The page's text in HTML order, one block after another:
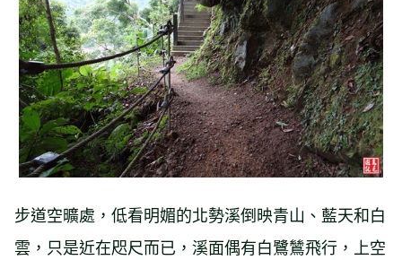
步道空曠處，低看明媚的北勢溪倒映青山、藍天和白
雲，只是近在咫尺而已，溪面偶有白鷺鷥飛行，上空